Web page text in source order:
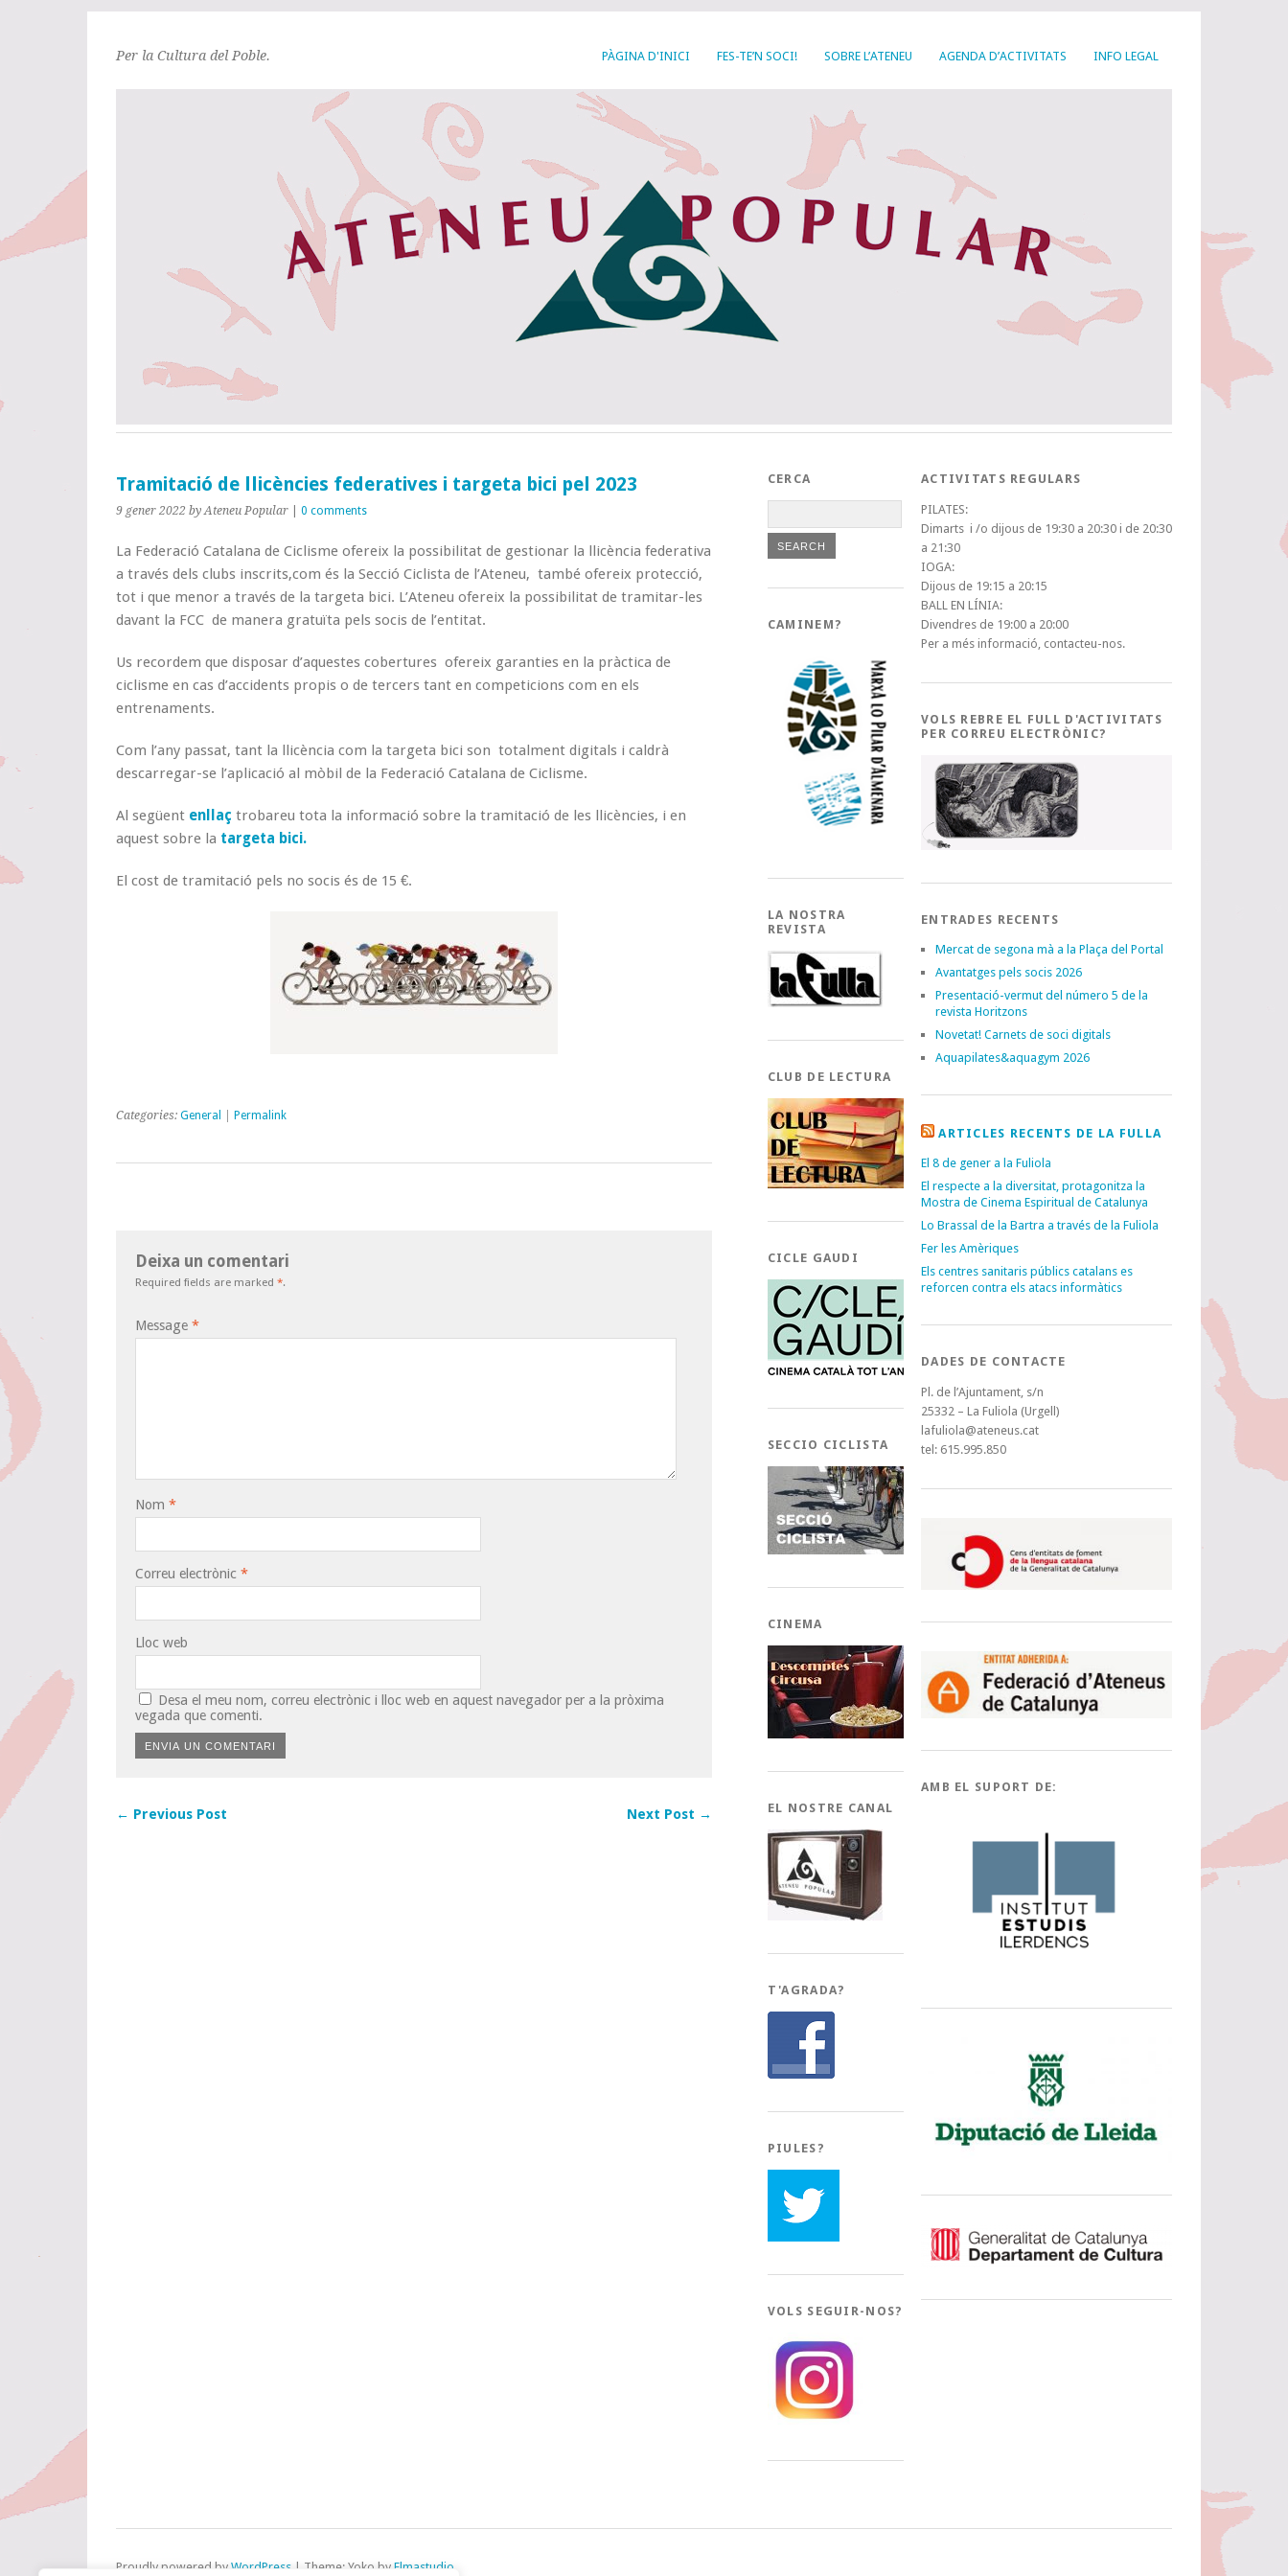
PÀGINA D'INICI FES-TE’N SOCI! SOBRE L’ATENEU AGENDA D’ACTIVITATS INFO LEGAL
Per la Cultura del Poble.
Tramitació de llicències federatives i targeta bici pel 2023
9 gener 2022 by Ateneu Popular 0 comments
La Federació Catalana de Ciclisme ofereix la possibilitat de gestionar la llicència federativa
a través dels clubs inscrits,com és la Secció Ciclista de l’Ateneu, també ofereix protecció,
tot i que menor a través de la targeta bici. L’Ateneu ofereix la possibilitat de tramitar-les
davant la FCC de manera gratuïta pels socis de l’entitat.
Us recordem que disposar d’aquestes cobertures ofereix garanties en la pràctica de
ciclisme en cas d’accidents propis o de tercers tant en competicions com en els
entrenaments.
Com l’any passat, tant la llicència com la targeta bici son totalment digitals i caldrà
descarregar-se l’aplicació al mòbil de la Federació Catalana de Ciclisme.
Al següent enllaç trobareu tota la informació sobre la tramitació de les llicències, i en
aquest sobre la targeta bici.
El cost de tramitació pels no socis és de 15 €.
Categories: General Permalink
Deixa un comentari
Required fields are marked *.
Message *
Nom *
Correu electrònic *
Lloc web
Desa el meu nom, correu electrònic i lloc web en aquest navegador per a la pròxima
vegada que comenti.
← Previous Post Next Post →
CERCA
CAMINEM?
LA NOSTRA
REVISTA
CLUB DE LECTURA
CICLE GAUDI
SECCIO CICLISTA
CINEMA
EL NOSTRE CANAL
T'AGRADA?
PIULES?
VOLS SEGUIR-NOS?
ACTIVITATS REGULARS
PILATES:
Dimarts i /o dijous de 19:30 a 20:30 i de 20:30
a 21:30
IOGA:
Dijous de 19:15 a 20:15
BALL EN LÍNIA:
Divendres de 19:00 a 20:00
Per a més informació, contacteu-nos.
VOLS REBRE EL FULL D'ACTIVITATS
PER CORREU ELECTRÒNIC?
ENTRADES RECENTS
Mercat de segona mà a la Plaça del Portal
Avantatges pels socis 2026
Presentació-vermut del número 5 de la
revista Horitzons
Novetat! Carnets de soci digitals
Aquapilates&aquagym 2026
ARTICLES RECENTS DE LA FULLA
El 8 de gener a la Fuliola
El respecte a la diversitat, protagonitza la
Mostra de Cinema Espiritual de Catalunya
Lo Brassal de la Bartra a través de la Fuliola
Fer les Amèriques
Els centres sanitaris públics catalans es
reforcen contra els atacs informàtics
DADES DE CONTACTE
Pl. de l’Ajuntament, s/n
25332 – La Fuliola (Urgell)
lafuliola@ateneus.cat
tel: 615.995.850
AMB EL SUPORT DE:
Proudly powered by WordPress | Theme: Yoko by Elmastudio